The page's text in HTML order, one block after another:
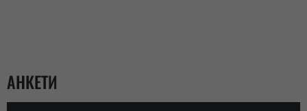
АНКЕТИ